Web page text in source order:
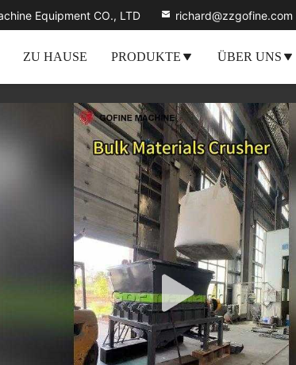
Equipment CO., LTD richard@zzgofine.com
ZU HAUSE PRODUKTE ÜBER UNS